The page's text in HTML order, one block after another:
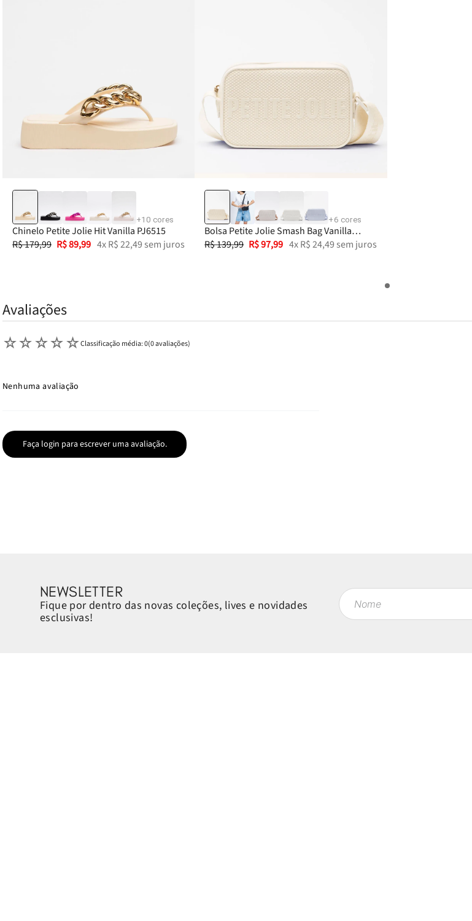
+10 cores
Chinelo Petite Jolie Hit Vanilla PJ6515
R$179,99 R$89,99 4xR$22,49 sem juros
+ 6 cores
Bolsa Petite Jolie Smash Bag Vanilla
PJ11172
R$139,99 R$97,99 4xR$24,49 sem juros
Avaliações
☆☆☆☆☆Classificação média: 0(0 avaliações)
Faça login para escrever uma avaliação.
Nenhuma avaliação
NEWSLETTER
Fique por dentro das novas coleções, lives e novidades
esclusivas!